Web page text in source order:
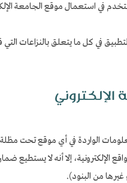
في استعمال موقع الجامعة
في كل ما يتعلق بالنزاعات
الواردة في أي موقع تحت
الإلكترونية، إلا أنه لا
من البنود).